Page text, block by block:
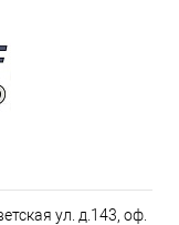
ул. д.143, оф.